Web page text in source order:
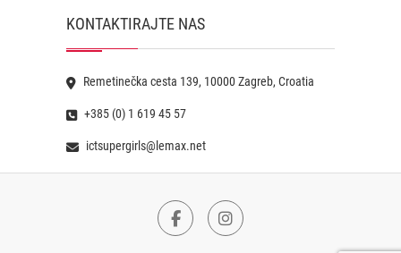
KONTAKTIRAJTE NAS
Remetinečka cesta 139, 10000 Zagreb, Croatia
+385 (0) 1 619 45 57
ictsupergirls@lemax.net
FacebookInstagram